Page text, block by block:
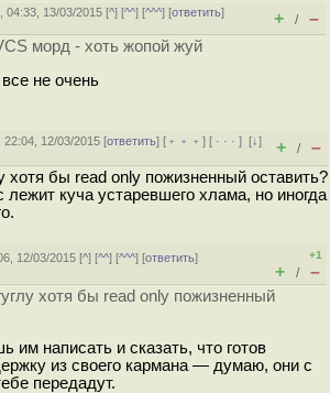
04:33, 13/03/2015 [^] [^^] [^^^] [ответить]
+ / –
морд - хоть жопой жуй
не очень
22:04, 12/03/2015 [ответить] [ ﹢﹢﹢] [ · · ·][↓]
+ / –
хотя бы read only пожизненный оставить?
лежит куча устаревшего хлама, но иногда
12/03/2015 [^] [^^] [^^^] [ответить]
+1
+ / –
хотя бы read only пожизненный
им написать и сказать, что готов
из своего кармана — думаю, они с
передадут.